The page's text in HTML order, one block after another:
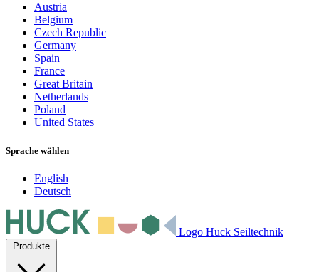
Austria
Belgium
Czech Republic
Germany
Spain
France
Great Britain
Netherlands
Poland
United States
Sprache wählen
English
Deutsch
Logo Huck Seiltechnik
Produkte